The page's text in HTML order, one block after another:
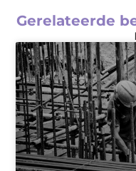
Gerelateerde